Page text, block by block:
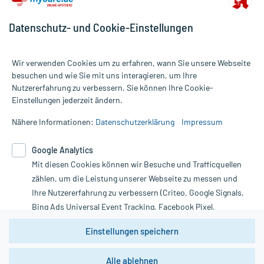
Alle Preise gelten inkl. MwSt., ggf. zzgl. Versandkosten
Informationen auf dieser Website werden ausschließlich für
die Untersuchung und Behandlung durch einen Arzt. Bitte
Therapien eingeleitet werden können. | Diese Webseite benutzt
Google Analytics. Lesen Sie bitte dazu die wichtigen Hinweise in
unserer Datenschutzerklärung. Für den Widerruf einer Bestellung
nutzen Sie das Formular:
Vertrag widerrufen
*Hinweise zu unseren Aktionen und Bewertungen
Datenschutz- und Cookie-Einstellungen
Wir verwenden Cookies um zu erfahren, wann Sie unsere Webseite
besuchen und wie Sie mit uns interagieren, um Ihre
Nutzererfahrung zu verbessern. Sie können Ihre Cookie-
Einstellungen jederzeit ändern.
Nähere Informationen: Datenschutzerklärung Impressum
Google Analytics
Mit diesen Cookies können wir Besuche und Trafficquellen
zählen, um die Leistung unserer Webseite zu messen und
Ihre Nutzererfahrung zu verbessern (Criteo, Google Signals,
Bing Ads Universal Event Tracking, Facebook Pixel,
Youtube-Social Plugin).
Wir weisen darauf hin, dass die
Einstellungen speichern
Alle ablehnen